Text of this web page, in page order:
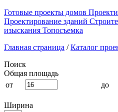
Готовые проекты домов
Проектирование зданий
изыскания Топосъемка
Главная страница / Каталог
Поиск
Общая площадь
от
до
Ширина